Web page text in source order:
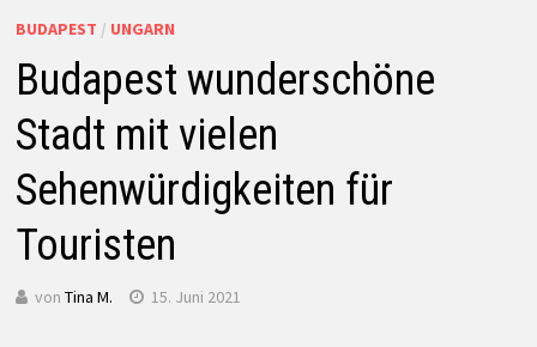
BUDAPEST / UNGARN
Budapest wunderschöne
Stadt mit vielen
Sehenwürdigkeiten für
Touristen
von Tina M. 15. Juni 2021